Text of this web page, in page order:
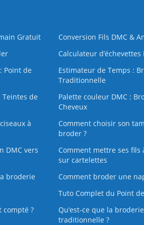
Gratuit
Conversion Fils DMC &
Calculateur d’échevettes
Point de
Estimateur de Temps :
Traditionnelle
Teintes de
Palette couleur DMC :
Cheveux
à
Comment choisir son
broder ?
DMC vers
Comment mettre ses fils
sur cartelettes
broderie
Comment broder une
Tuto Complet du Point
compté ?
Qu’est-ce que la broderie
traditionnelle ?